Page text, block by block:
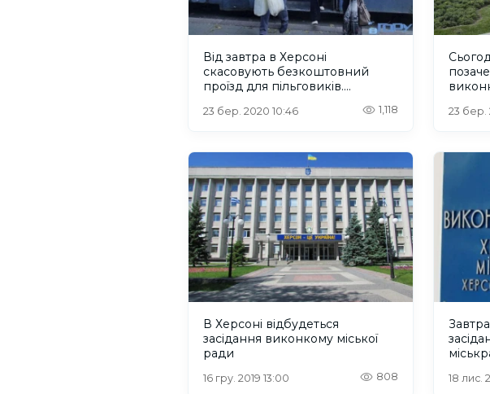
Від завтра в Херсоні
скасовують безкоштовний
проїзд для пільговиків.
транспорт поки не планують
23 бер. 2020 10:46 1,118 23 бер.
В Херсоні відбудеться
засідання виконкому міської
ради
16 гру. 2019 13:00 808 18 лис.